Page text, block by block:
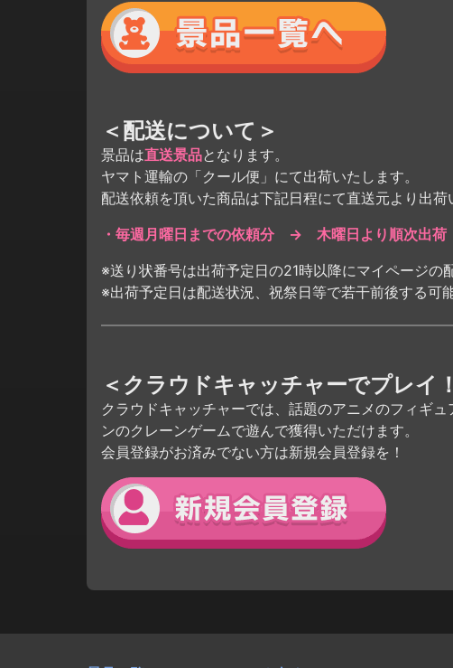
＜配送について＞
景品は直送景品となります。
ヤマト運輸の「クール便」にて出荷いたします。
配送依頼を頂いた商品は下記日程にて直送元より出荷
・毎週月曜日までの依頼分 → 木曜日より順次出荷
※送り状番号は出荷予定日の21時以降にマイページの
※出荷予定日は配送状況、祝祭日等で若干前後する可
＜クラウドキャッチャーでプレイ
クラウドキャッチャーでは、話題のアニメのフィギ
ンのクレーンゲームで遊んで獲得いただけます。
会員登録がお済みでない方は新規会員登録を！